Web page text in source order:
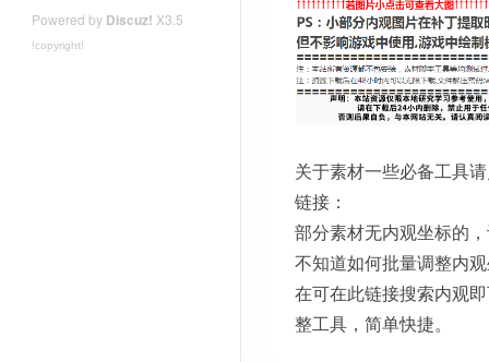
Powered by Discuz! X3.5
!copyright!
关于素材一些必备工具
链接：
部分素材无内观坐标的
不知道如何批量调整内
在可在此链接搜索内观
整工具，简单快捷。